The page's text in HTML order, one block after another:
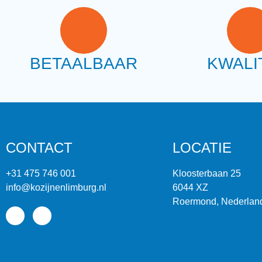
BETAALBAAR
CONTACT
+31 475 746 001
info@kozijnenlimburg.nl
LOCATIE
Kloosterbaan 25
6044 XZ
Roermond,